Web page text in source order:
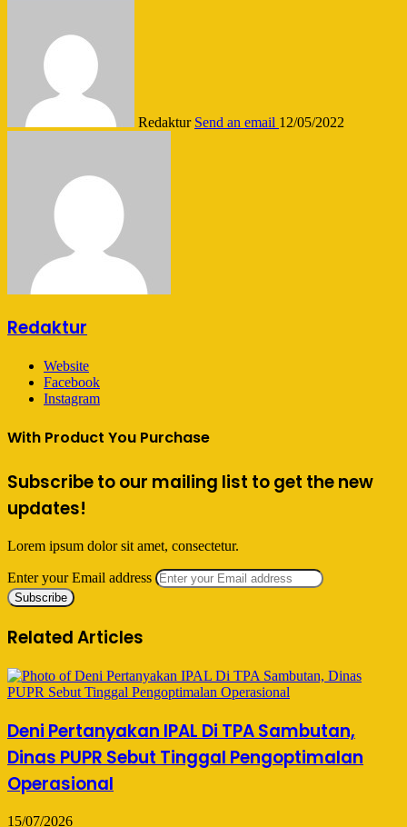
Redaktur Send an email 12/05/2022
Redaktur
Website
Facebook
Instagram
With Product You Purchase
Subscribe to our mailing list to get the new
updates!
Lorem ipsum dolor sit amet, consectetur.
Enter your Email address
Related Articles
Deni Pertanyakan IPAL Di TPA Sambutan,
Dinas PUPR Sebut Tinggal Pengoptimalan
Operasional
15/07/2026